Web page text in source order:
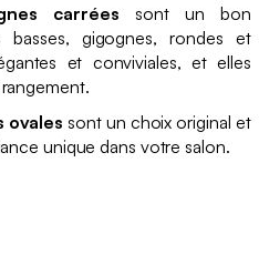
carrées sont un bon
gigognes, rondes et
et conviviales, et elles
ovales sont un choix original et
unique dans votre salon.